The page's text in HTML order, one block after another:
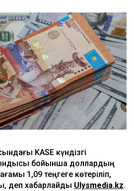
KASE күндізгі
бойынша доллардың
1,09 теңгеге көтеріліп,
деп хабарлайды Ulysmedia.kz.